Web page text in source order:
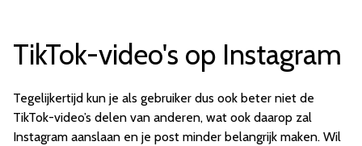
TikTok-video's op Instagram
Tegelijkertijd kun je als gebruiker dus ook beter niet de
TikTok-video’s delen van anderen, wat ook daarop zal
Instagram aanslaan en je post minder belangrijk maken. Wil